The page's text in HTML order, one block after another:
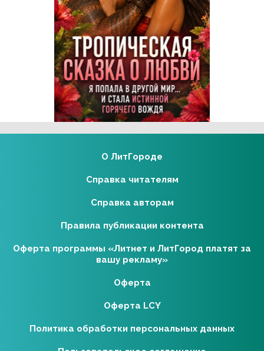
Реклама 16+ АО «ЛитГород»
О ЛитГороде
Справка читателям
Справка авторам
Правила публикации контента
Оферта программы «Литнет и ЛитГород платят за
вашу рекламу»
Оферта
Оферта LCY
Политика обработки персональных данных